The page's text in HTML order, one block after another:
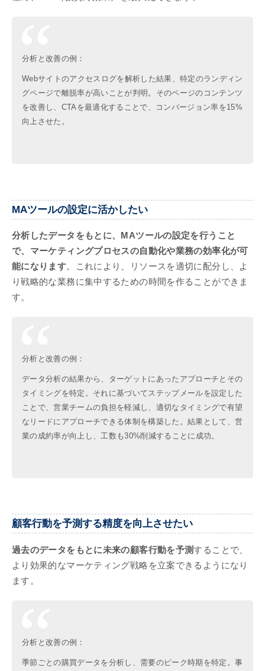
分析と改善の例：
Webサイトのアクセスログを解析した結果、特定のランディン
グページで離脱率が高いことが判明。そのページのコンテンツ
を改善し、CTAを最適化することで、コンバージョン率を15%
向上させた。
MAツールの設定に活かしたい
分析したデータをもとに、MAツールの設定を行うこと
で、マーケティングプロセスの自動化や業務の効率化が可
能になります。これにより、リソースを適切に配分し、よ
り戦略的な業務に集中するための時間を作ることができま
す。
分析と改善の例：
データ分析の結果から、ターゲットにあったアプローチとその
タイミングを特定。それに基づいてステップメールを設定した
ことで、営業チームの負担を軽減し、適切なタイミングで有望
なリードにアプローチできる体制を構築した。結果として、営
業の成約率が向上し、工数も30%削減することに成功。
顧客行動を予測する精度を向上させたい
過去のデータをもとに未来の顧客行動を予測することで、
より効果的なマーケティング戦略を立案できるようになり
ます。
分析と改善の例：
季節ごとの購買データを分析し、需要のピーク時期を特定。事